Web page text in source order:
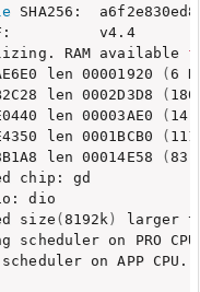
SHA256:
v4.4
RAM available
len 00001920 (6
len 0002D3D8 (
len 00003AE0 ( 14
len 0001BCB0 (
len 00014E58 (83
chip: gd
dio
size ( 8192k )
larger
on PRO
on APP CPU.